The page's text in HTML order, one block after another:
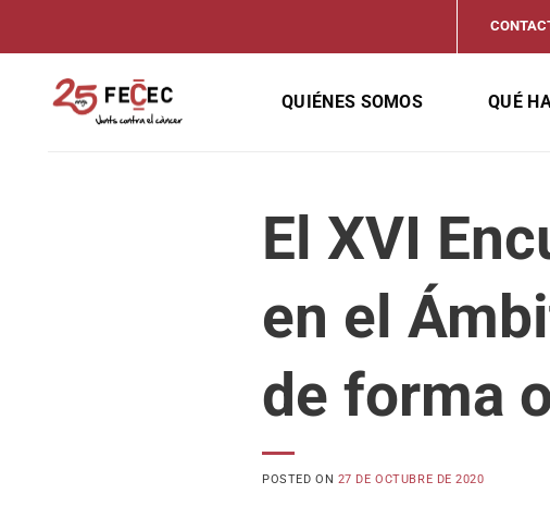
QUIÉNES SOMOS QUÉ
El XVI
en el
de forma
POSTED ON 27 DE OCTUBRE DE 2020